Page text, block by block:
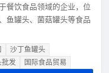
餐饮食品领域的企业，位
鱼罐头、菌菇罐头等食品
沙丁鱼罐头
发 国际食品贸易